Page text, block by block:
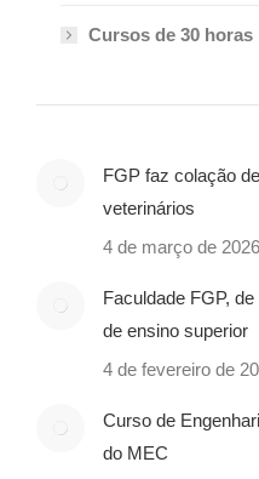
Cursos de 30 horas
FGP faz colação
veterinários
4 de março de 2026
Faculdade FGP,
de ensino superior
4 de fevereiro de
Curso de
do MEC